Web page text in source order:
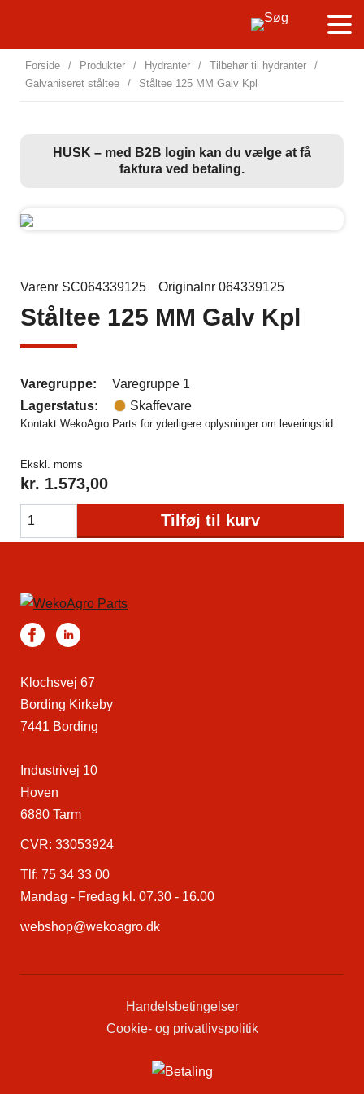
Forside / Produkter / Hydranter / Tilbehør til hydranter
/
Galvaniseret ståltee
/ Ståltee 125 MM Galv Kpl
HUSK – med B2B login kan du vælge at få
faktura ved betaling.
Varenr SC064339125 Originalnr 064339125
Ståltee 125 MM Galv Kpl
Varegruppe:
Varegruppe 1
Lagerstatus:
Skaffevare
Kontakt WekoAgro Parts for yderligere oplysninger om leveringstid.
Ekskl. moms
kr. 1.573,00
Tilføj til kurv
Klochsvej 67
Bording Kirkeby
7441 Bording
Industrivej 10
Hoven
6880 Tarm
CVR: 33053924
Tlf: 75 34 33 00
Mandag - Fredag kl. 07.30 - 16.00
webshop@wekoagro.dk
Handelsbetingelser
Cookie- og privatlivspolitik